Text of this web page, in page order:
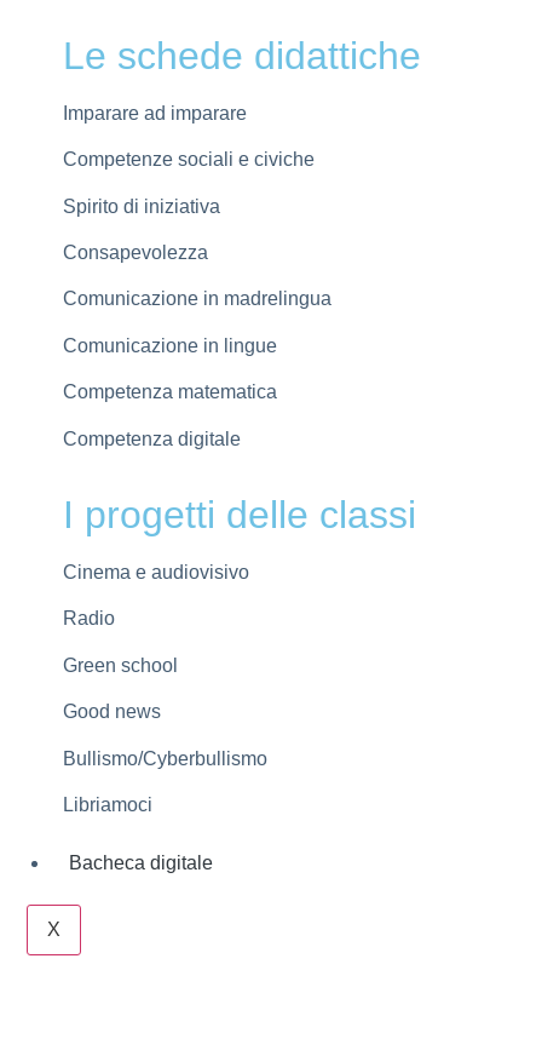
Le schede didattiche
Imparare ad imparare
Competenze sociali e civiche
Spirito di iniziativa
Consapevolezza
Comunicazione in madrelingua
Comunicazione in lingue
Competenza matematica
Competenza digitale
I progetti delle classi
Cinema e audiovisivo
Radio
Green school
Good news
Bullismo/Cyberbullismo
Libriamoci
Bacheca digitale
X